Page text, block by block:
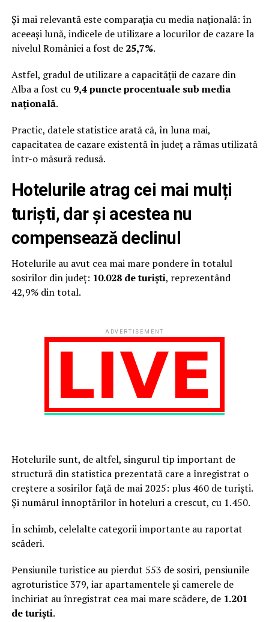
Și mai relevantă este comparația cu media națională: în
aceeași lună, indicele de utilizare a locurilor de cazare la
nivelul României a fost de 25,7%.
Astfel, gradul de utilizare a capacității de cazare din
Alba a fost cu 9,4 puncte procentuale sub media
națională.
Practic, datele statistice arată că, în luna mai,
capacitatea de cazare existentă în județ a rămas utilizată
într-o măsură redusă.
Hotelurile atrag cei mai mulți
turiști, dar și acestea nu
compensează declinul
Hotelurile au avut cea mai mare pondere în totalul
sosirilor din județ: 10.028 de turiști, reprezentând
42,9% din total.
ADVERTISEMENT
Hotelurile sunt, de altfel, singurul tip important de
structură din statistica prezentată care a înregistrat o
creștere a sosirilor față de mai 2025: plus 460 de turiști.
Și numărul înnoptărilor în hoteluri a crescut, cu 1.450.
În schimb, celelalte categorii importante au raportat
scăderi.
Pensiunile turistice au pierdut 553 de sosiri, pensiunile
agroturistice 379, iar apartamentele și camerele de
închiriat au înregistrat cea mai mare scădere, de 1.201
de turiști.